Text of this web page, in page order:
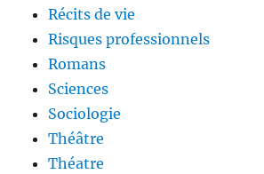
Récits de vie
Risques professionnels
Romans
Sciences
Sociologie
Théâtre
Théatre